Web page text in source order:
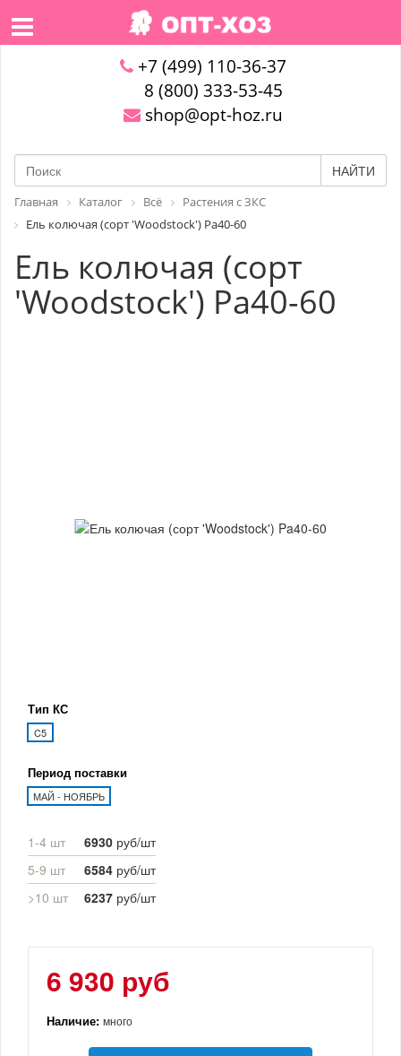
+7 (499) 110-36-37
8 (800) 333-53-45
shop@opt-hoz.ru
НАЙТИ
Главная Каталог Всё
Растения с ЗКС
Ель колючая (сорт 'Woodstock') Pa40-60
Ель колючая (сорт
'Woodstock') Pa40-60
Тип КС
C5
Период поставки
МАЙ - НОЯБРЬ
1-4 шт 6930 руб/шт
5-9 шт
6584 руб/шт
>10 шт
6237 руб/шт
6 930 руб
Наличие: много